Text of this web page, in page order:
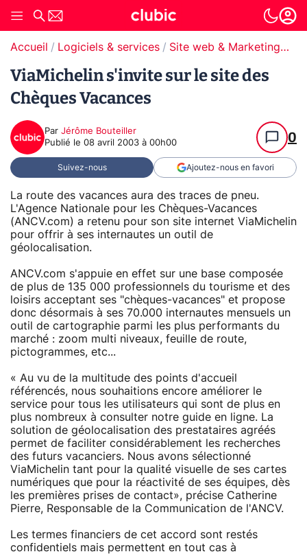
Accueil Logiciels & services Site web & Marketing Digital
ViaMichelin s'invite sur le site des
Chèques Vacances
Par Jérôme Bouteiller
Publié le 08 avril 2003 à 00h00 0
Suivez-nous Ajoutez-nous en favori
La route des vacances aura des traces de pneu.
L'Agence Nationale pour les Chèques-Vacances
(ANCV.com) a retenu pour son site internet ViaMichelin
pour offrir à ses internautes un outil de
géolocalisation.
ANCV.com s'appuie en effet sur une base composée
de plus de 135 000 professionnels du tourisme et des
loisirs acceptant ses "chèques-vacances" et propose
donc désormais à ses 70.000 internautes mensuels un
outil de cartographie parmi les plus performants du
marché : zoom multi niveaux, feuille de route,
pictogrammes, etc...
« Au vu de la multitude des points d'accueil
référencés, nous souhaitions encore améliorer le
service pour tous les utilisateurs qui sont de plus en
plus nombreux à consulter notre guide en ligne. La
solution de géolocalisation des prestataires agréés
permet de faciliter considérablement les recherches
des futurs vacanciers. Nous avons sélectionné
ViaMichelin tant pour la qualité visuelle de ses cartes
numériques que pour la réactivité de ses équipes, dès
les premières prises de contact», précise Catherine
Pierre, Responsable de la Communication de l'ANCV.
Les termes financiers de cet accord sont restés
confidentiels mais permettent en tout cas à